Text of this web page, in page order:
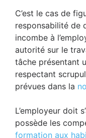
C’est le cas de
responsabilité de
incombe à
autorité sur le
tâche présentant
respectant
prévues dans la
L’employeur doit
possède les
formation aux